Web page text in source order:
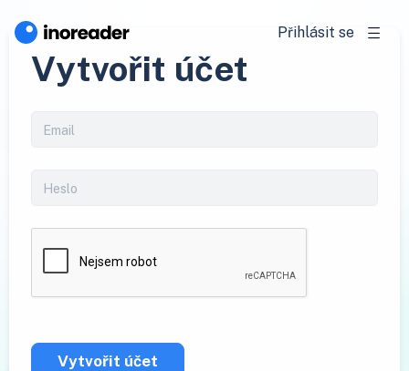
Přihlásit se
Vytvořit účet
Vytvořit účet